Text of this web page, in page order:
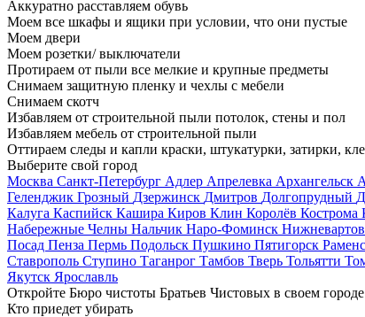
Аккуратно расставляем обувь
Моем все шкафы и ящики при условии, что они пустые
Моем двери
Моем розетки/ выключатели
Протираем от пыли все мелкие и крупные предметы
Снимаем защитную пленку и чехлы с мебели
Снимаем скотч
Избавляем от строительной пыли потолок, стены и пол
Избавляем мебель от строительной пыли
Оттираем следы и капли краски, штукатурки, затирки,
Выберите свой город
Москва Санкт-Петербург Адлер Апрелевка Архангельск
Геленджик Грозный Дзержинск Дмитров Долгопрудный
Калуга Каспийск Кашира Киров Клин Королёв Кострома
Набережные Челны Нальчик Наро-Фоминск
Посад Пенза Пермь Подольск Пушкино Пятигорск
Ставрополь Ступино Таганрог Тамбов Тверь Тольятти
Якутск Ярославль
Откройте Бюро чистоты Братьев Чистовых в своем
Кто приедет убирать